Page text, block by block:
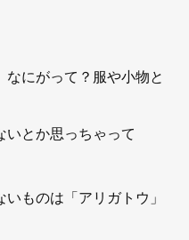
にがって？服や小物と
いとか思っちゃって
ものは「アリガトウ」